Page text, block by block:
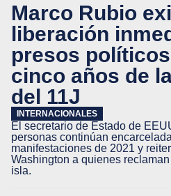
Marco Rubio
liberación
presos
cinco años de
del 11J
INTERNACIONALES
El secretario de Estado de
personas continúan
manifestaciones de 2021 y
Washington a quienes
isla.